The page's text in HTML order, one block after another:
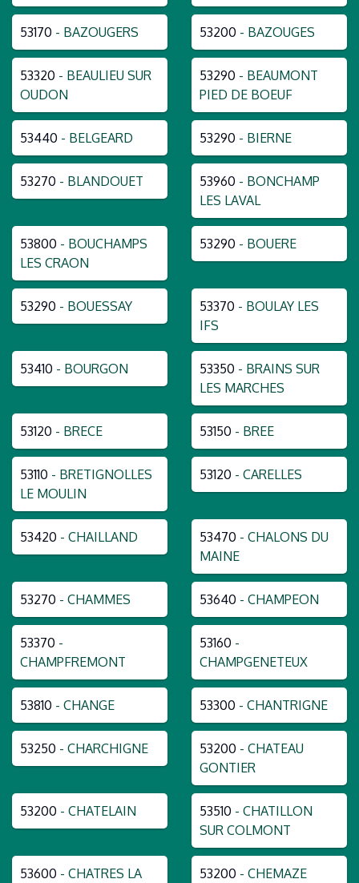
53170 - BAZOUGERS 53200 - BAZOUGES
53320 - BEAULIEU SUR
OUDON
53290 - BEAUMONT
PIED DE BOEUF
53440 - BELGEARD 53290 - BIERNE
53270 - BLANDOUET 53960 - BONCHAMP
LES LAVAL
53800 - BOUCHAMPS
LES CRAON
53290 - BOUERE
53290 - BOUESSAY 53370 - BOULAY LES
IFS
53410 - BOURGON 53350 - BRAINS SUR
LES MARCHES
53120 - BRECE 53150 - BREE
53110 - BRETIGNOLLES
LE MOULIN
53120 - CARELLES
53420 - CHAILLAND 53470 - CHALONS DU
MAINE
53270 - CHAMMES 53640 - CHAMPEON
53370 -
CHAMPFREMONT
53160 -
CHAMPGENETEUX
53810 - CHANGE 53300 - CHANTRIGNE
53250 - CHARCHIGNE 53200 - CHATEAU
GONTIER
53200 - CHATELAIN 53510 - CHATILLON
SUR COLMONT
53600 - CHATRES LA 53200 - CHEMAZE